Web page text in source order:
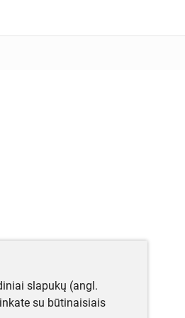
slapukų (angl.
su būtinaisiais